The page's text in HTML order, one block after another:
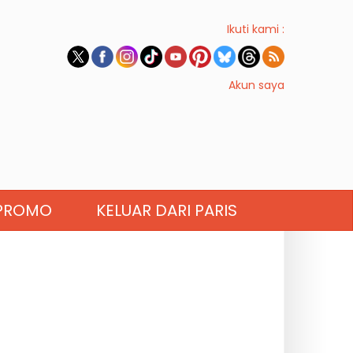
Ikuti kami :
Akun saya
KELUAR DARI PARIS